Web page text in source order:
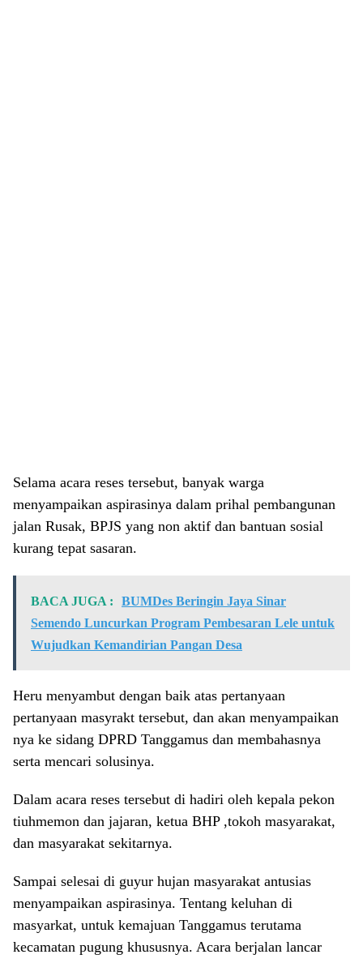
Selama acara reses tersebut, banyak warga
menyampaikan aspirasinya dalam prihal pembangunan
jalan Rusak, BPJS yang non aktif dan bantuan sosial
kurang tepat sasaran.
BACA JUGA :
BUMDes Beringin Jaya Sinar
Semendo Luncurkan Program Pembesaran Lele untuk
Wujudkan Kemandirian Pangan Desa
Heru menyambut dengan baik atas pertanyaan
pertanyaan masyrakt tersebut, dan akan menyampaikan
nya ke sidang DPRD Tanggamus dan membahasnya
serta mencari solusinya.
Dalam acara reses tersebut di hadiri oleh kepala pekon
tiuhmemon dan jajaran, ketua BHP ,tokoh masyarakat,
dan masyarakat sekitarnya.
Sampai selesai di guyur hujan masyarakat antusias
menyampaikan aspirasinya. Tentang keluhan di
masyarkat, untuk kemajuan Tanggamus terutama
kecamatan pugung khususnya. Acara berjalan lancar